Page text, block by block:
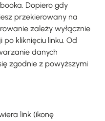
Dopiero gdy
przekierowany na
zależy wyłącznie
kliknięciu linku. Od
danych
zgodnie z powyższymi
link (ikonę